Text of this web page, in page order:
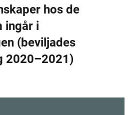
hos de
ingår i
(beviljades
2020–2021)